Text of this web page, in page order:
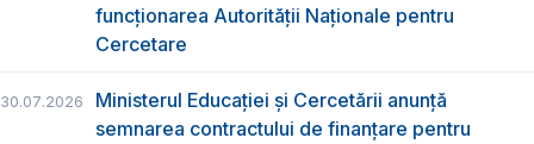
funcţionarea Autorităţii Naţionale pentru
Cercetare
30.07.2026
Ministerul Educației și Cercetării anunță
semnarea contractului de finanțare pentru